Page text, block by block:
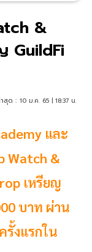
&
GuildFi
สุด : 10 ม.ค. 65 | 18:37 น.
และ
Watch &
เหรียญ
บาท ผ่าน
รั้งแรกใน